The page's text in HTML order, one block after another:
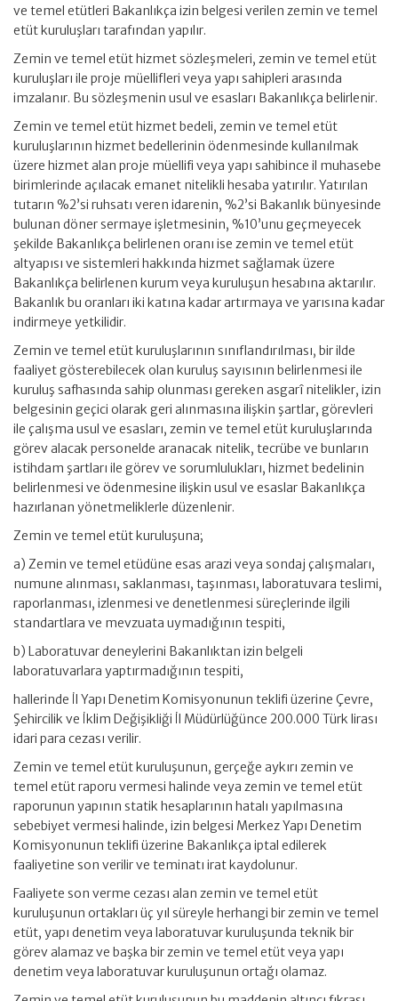
ve temel etütleri Bakanlıkça izin belgesi verilen zemin ve temel
etüt kuruluşları tarafından yapılır.
Zemin ve temel etüt hizmet sözleşmeleri, zemin ve temel etüt
kuruluşları ile proje müellifleri veya yapı sahipleri arasında
imzalanır. Bu sözleşmenin usul ve esasları Bakanlıkça belirlenir.
Zemin ve temel etüt hizmet bedeli, zemin ve temel etüt
kuruluşlarının hizmet bedellerinin ödenmesinde kullanılmak
üzere hizmet alan proje müellifi veya yapı sahibince il muhasebe
birimlerinde açılacak emanet nitelikli hesaba yatırılır. Yatırılan
tutarın %2’si ruhsatı veren idarenin, %2’si Bakanlık bünyesinde
bulunan döner sermaye işletmesinin, %10’unu geçmeyecek
şekilde Bakanlıkça belirlenen oranı ise zemin ve temel etüt
altyapısı ve sistemleri hakkında hizmet sağlamak üzere
Bakanlıkça belirlenen kurum veya kuruluşun hesabına aktarılır.
Bakanlık bu oranları iki katına kadar artırmaya ve yarısına kadar
indirmeye yetkilidir.
Zemin ve temel etüt kuruluşlarının sınıflandırılması, bir ilde
faaliyet gösterebilecek olan kuruluş sayısının belirlenmesi ile
kuruluş safhasında sahip olunması gereken asgarî nitelikler, izin
belgesinin geçici olarak geri alınmasına ilişkin şartlar, görevleri
ile çalışma usul ve esasları, zemin ve temel etüt kuruluşlarında
görev alacak personelde aranacak nitelik, tecrübe ve bunların
istihdam şartları ile görev ve sorumlulukları, hizmet bedelinin
belirlenmesi ve ödenmesine ilişkin usul ve esaslar Bakanlıkça
hazırlanan yönetmeliklerle düzenlenir.
Zemin ve temel etüt kuruluşuna;
a) Zemin ve temel etüdüne esas arazi veya sondaj çalışmaları,
numune alınması, saklanması, taşınması, laboratuvara teslimi,
raporlanması, izlenmesi ve denetlenmesi süreçlerinde ilgili
standartlara ve mevzuata uymadığının tespiti,
b) Laboratuvar deneylerini Bakanlıktan izin belgeli
laboratuvarlara yaptırmadığının tespiti,
hallerinde İl Yapı Denetim Komisyonunun teklifi üzerine Çevre,
Şehircilik ve İklim Değişikliği İl Müdürlüğünce 200.000 Türk lirası
idari para cezası verilir.
Zemin ve temel etüt kuruluşunun, gerçeğe aykırı zemin ve
temel etüt raporu vermesi halinde veya zemin ve temel etüt
raporunun yapının statik hesaplarının hatalı yapılmasına
sebebiyet vermesi halinde, izin belgesi Merkez Yapı Denetim
Komisyonunun teklifi üzerine Bakanlıkça iptal edilerek
faaliyetine son verilir ve teminatı irat kaydolunur.
Faaliyete son verme cezası alan zemin ve temel etüt
kuruluşunun ortakları üç yıl süreyle herhangi bir zemin ve temel
etüt, yapı denetim veya laboratuvar kuruluşunda teknik bir
görev alamaz ve başka bir zemin ve temel etüt veya yapı
denetim veya laboratuvar kuruluşunun ortağı olamaz.